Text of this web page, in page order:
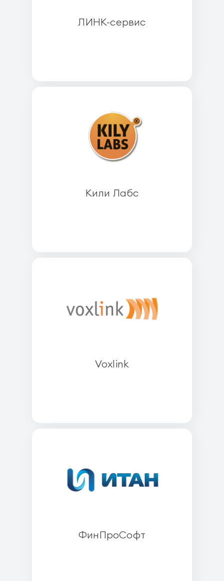
ЛИНК-сервис
Кили Лабс
Voxlink
ФинПроСофт